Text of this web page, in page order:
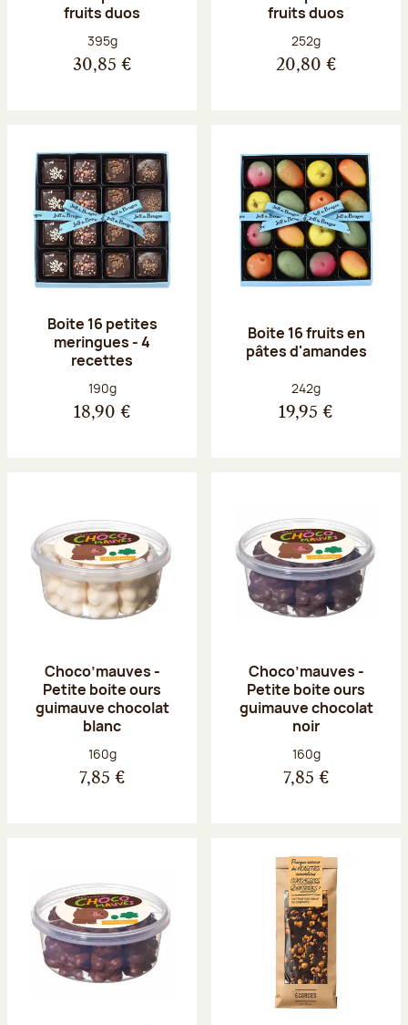
fruits duos
Poids net :
395g
30,85 €
fruits duos
Poids net :
252g
20,80 €
Boite 16 petites
meringues - 4
recettes
Poids net :
190g
18,90 €
Boite 16 fruits en
pâtes d'amandes
Poids net :
242g
19,95 €
Choco’mauves -
Petite boite ours
guimauve chocolat
blanc
Poids net :
160g
7,85 €
Choco’mauves -
Petite boite ours
guimauve chocolat
noir
Poids net :
160g
7,85 €